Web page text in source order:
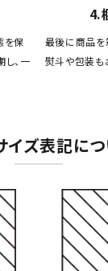
を保
、一
4.
最後に商品を
熨斗や包装も
イズ表記につ